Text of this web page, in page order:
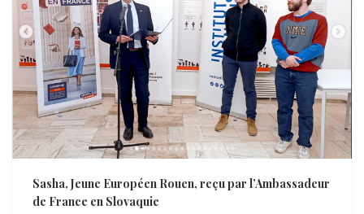
Sasha, Jeune Européen Rouen, reçu par l’Ambassadeur
de France en Slovaquie